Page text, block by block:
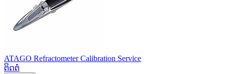
ATAGO Refractometer Calibration Service
ຕິດຕໍ່